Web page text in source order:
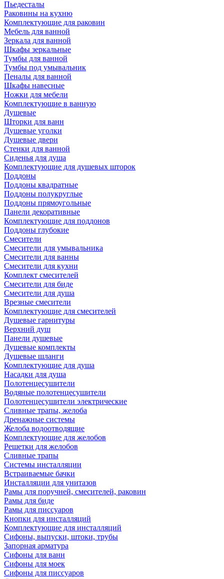
Пьедесталы
Раковины на кухню
Комплектующие для раковин
Мебель для ванной
Зеркала для ванной
Шкафы зеркальные
Тумбы для ванной
Тумбы под умывальник
Пеналы для ванной
Шкафы навесные
Ножки для мебели
Комплектующие в ванную
Душевые
Шторки для ванн
Душевые уголки
Душевые двери
Стенки для ванной
Сиденья для душа
Комплектующие для душевых шторок
Поддоны
Поддоны квадратные
Поддоны полукруглые
Поддоны прямоугольные
Панели декоративные
Комплектующие для поддонов
Поддоны глубокие
Смесители
Смесители для умывальника
Смесители для ванны
Смесители для кухни
Комплект смесителей
Смесители для биде
Смесители для душа
Врезные смесители
Комплектующие для смесителей
Душевые гарнитуры
Верхний душ
Панели душевые
Душевые комплекты
Душевые шланги
Комплектующие для душа
Насадки для душа
Полотенцесушители
Водяные полотенцесушители
Полотенцесушители электрические
Сливные трапы, желоба
Дренажные системы
Желоба водоотводящие
Комплектующие для желобов
Решетки для желобов
Сливные трапы
Системы инсталляции
Встраиваемые бачки
Инсталляции для унитазов
Рамы для поручней, смесителей, раковин
Рамы для биде
Рамы для писсуаров
Кнопки для инсталляций
Комплектующие для инсталляций
Сифоны, выпуски, штоки, трубы
Запорная арматура
Сифоны для ванн
Сифоны для моек
Сифоны для писсуаров